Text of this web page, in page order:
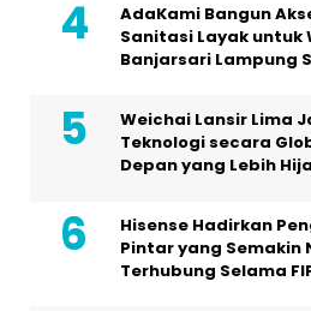
AdaKami Bangun
Sanitasi Layak untuk
Banjarsari Lampung
Weichai Lansir Lima
Teknologi secara
Depan yang Lebih
Hisense Hadirkan
Pintar yang Semakin
Terhubung Selama